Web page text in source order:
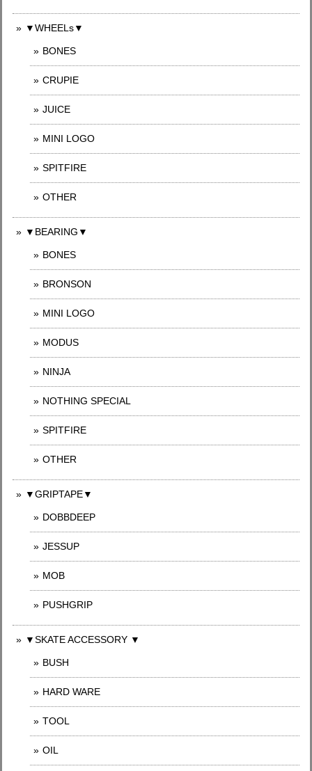
▼WHEELs▼
BONES
CRUPIE
JUICE
MINI LOGO
SPITFIRE
OTHER
▼BEARING▼
BONES
BRONSON
MINI LOGO
MODUS
NINJA
NOTHING SPECIAL
SPITFIRE
OTHER
▼GRIPTAPE▼
DOBBDEEP
JESSUP
MOB
PUSHGRIP
▼SKATE ACCESSORY ▼
BUSH
HARD WARE
TOOL
OIL